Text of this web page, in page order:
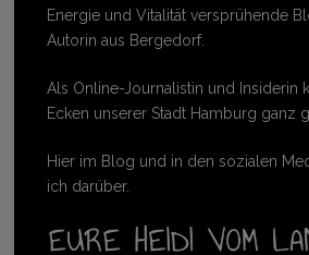
Energie und Vitalität versprühende
Autorin aus Bergedorf.
Als Online-Journalistin und Insiderin
Ecken unserer Stadt Hamburg ganz
Hier im Blog und in den sozialen
ich darüber.